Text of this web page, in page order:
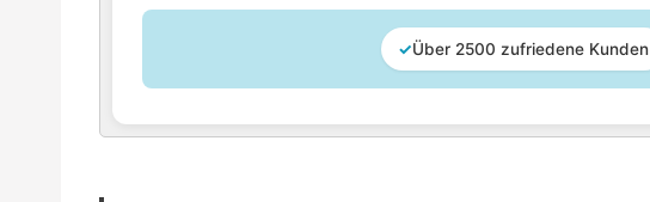
✓Über 2500 zufriedene Kunden